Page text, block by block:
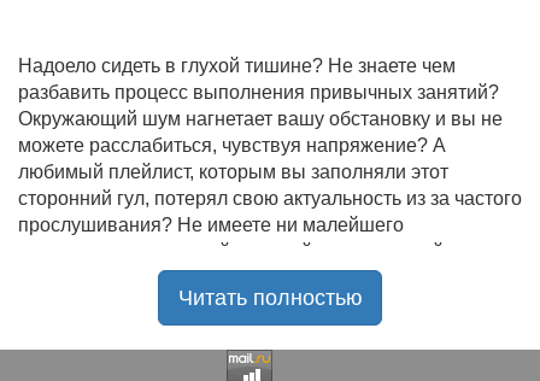
Надоело сидеть в глухой тишине? Не знаете чем
разбавить процесс выполнения привычных занятий?
Окружающий шум нагнетает вашу обстановку и вы не
можете расслабиться, чувствуя напряжение? А
любимый плейлист, которым вы заполняли этот
сторонний гул, потерял свою актуальность из за частого
прослушивания? Не имеете ни малейшего
представления, где найти новый качественный контент
на замену старому? В таком случае вы обратились по
радостью приветствует своих старых и новых
Читать полностью